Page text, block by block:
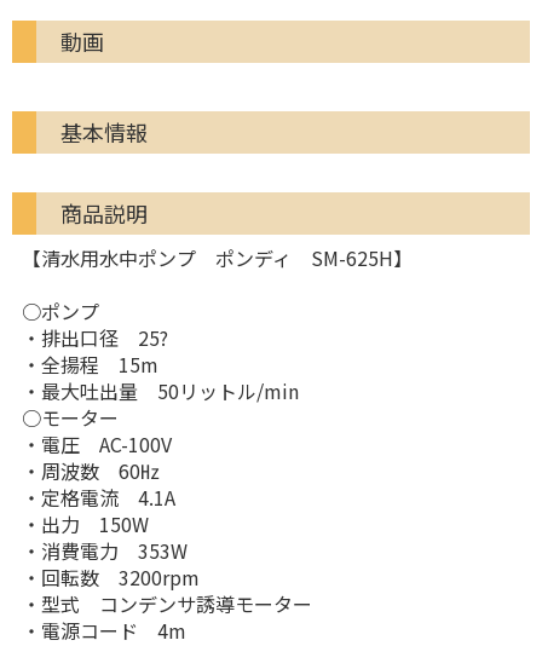
動画
基本情報
商品説明
【清水用水中ポンプ ポンディ SM-625H】
○ポンプ
・排出口径 25?
・全揚程 15m
・最大吐出量 50リットル/min
○モーター
・電圧 AC-100V
・周波数 60㎐
・定格電流 4.1A
・出力 150W
・消費電力 353W
・回転数 3200rpm
・型式 コンデンサ誘導モーター
・電源コード 4m